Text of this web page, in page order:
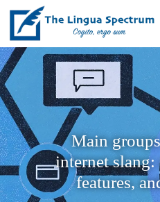
Main
internet
features,